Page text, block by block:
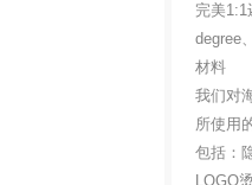
完美1:1
degree
材料
我们对
所使用
包括：
LOGO